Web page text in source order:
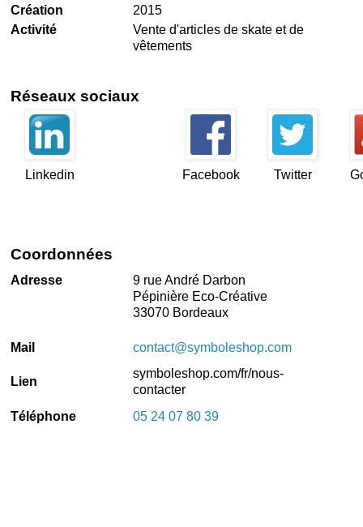
Création
2015
Activité
Vente d'articles de skate et de
vêtements
Réseaux sociaux
Linkedin Facebook Twitter
Coordonnées
Adresse
9 rue André Darbon
Pépinière Eco-Créative
33070 Bordeaux
Mail contact@symboleshop.com
Lien
symboleshop.com/fr/nous-
contacter
Téléphone
05 24 07 80 39